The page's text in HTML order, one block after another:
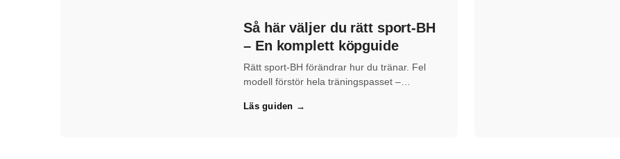
Så här väljer du rätt sport-BH
– En komplett köpguide
Rätt sport-BH förändrar hur du tränar. Fel
modell förstör hela träningspasset –
tyget syns igenom…
Läs guiden →